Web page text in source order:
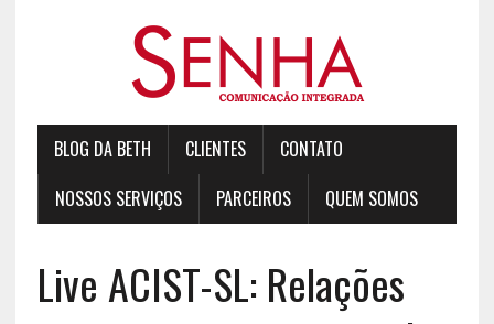
BLOG DA BETH CLIENTES
CONTATO
NOSSOS SERVIÇOS
PARCEIROS QUEM SOMOS
Live ACIST-SL: Relações